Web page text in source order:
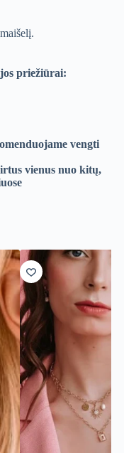
priežiūrai:
vengti
vienus nuo kitų,